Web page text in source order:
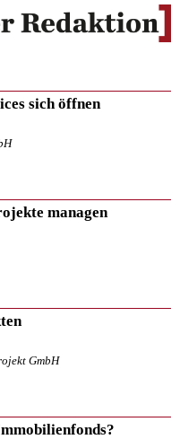
sich öffnen
managen
GmbH